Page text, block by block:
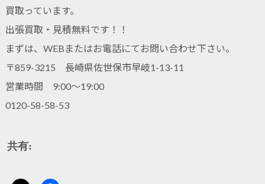
買取っています。
出張買取・見積無料です！！
まずは、WEBまたはお電話にてお問い合わせ下さい。
〒859-3215 長崎県佐世保市早岐1-13-11
営業時間 9:00～19:00
0120-58-58-53
共有: